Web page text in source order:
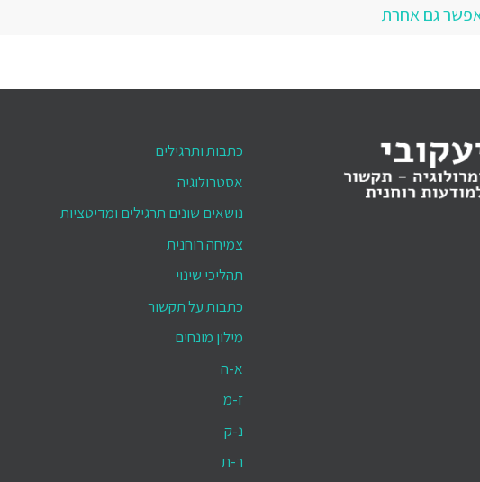
גם אחרת
כתבות ותרגילים
אסטרולוגיה
נושאים שונים תרגילים ומדיטציות
צמיחה רוחנית
תהליכי שינוי
כתבות על תקשור
מילון מונחים
א-ה
ז-מ
נ-ק
ר-ת